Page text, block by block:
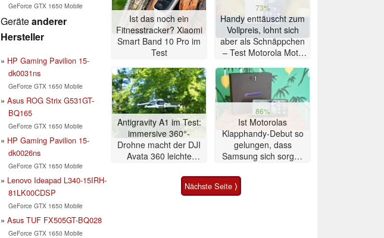
GeForce GTX 1650 Mobile
Geräteanderer
Hersteller
HP Gaming Pavilion 15-
dk0031ns
GeForce GTX 1650 Mobile
Asus ROG Strix G531GT-
BQ165
GeForce GTX 1650 Mobile
HP Gaming Pavilion 15-
dk0026ns
GeForce GTX 1650 Mobile
Lenovo Ideapad L340-15IRH-
81LK00CDSP
GeForce GTX 1650 Mobile
Asus TUF FX505GT-BQ028
GeForce GTX 1650 Mobile
Ist das noch ein
Fitnesstracker? Xiaomi
Smart Band 10 Pro im
Test
73%
Handy enttäuscht zum
Vollpreis, lohnt sich
aber als Schnäppchen
– Test Motorola Moto
Antigravity A1 im Test:
immersive 360°-
Drohne macht der DJI
Avata 360 leichte
86%
Ist Motorolas
Klapphandy-Debut so
gelungen, dass
Samsung sich sorgen
Smartphone im Test
Nächste Seite ⟩